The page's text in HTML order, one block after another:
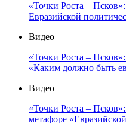
«Точки Роста –
Евразийской
Видео
«Точки Роста –
«Каким должно быть
Видео
«Точки Роста –
метафоре